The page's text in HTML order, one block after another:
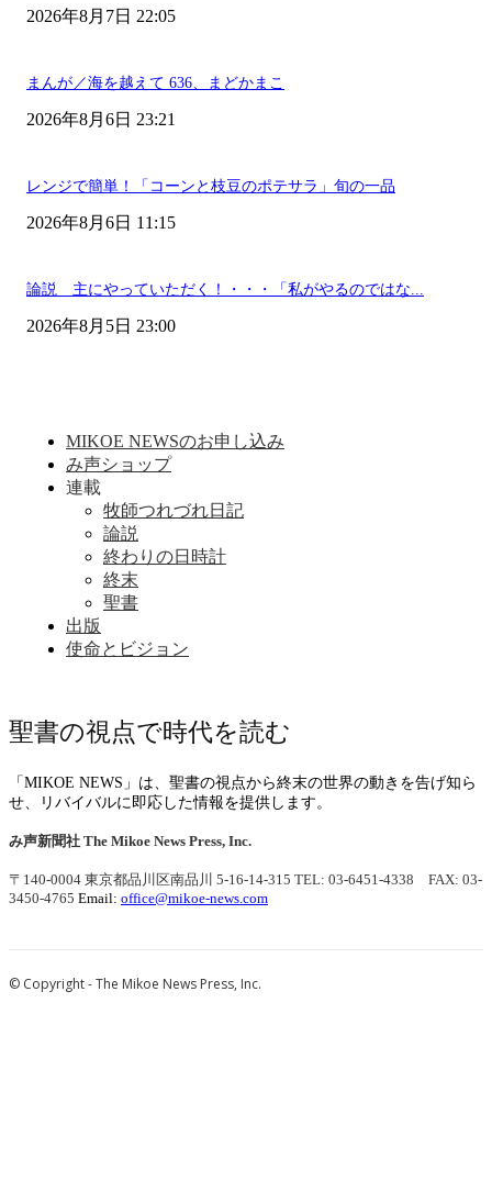
2026年8月7日 22:05
まんが／海を越えて 636、まどかまこ
2026年8月6日 23:21
レンジで簡単！「コーンと枝豆のポテサラ」旬の一品
2026年8月6日 11:15
論説 主にやっていただく！・・・「私がやるのではな...
2026年8月5日 23:00
MIKOE NEWSのお申し込み
み声ショップ
連載
牧師つれづれ日記
論説
終わりの日時計
終末
聖書
出版
使命とビジョン
聖書の視点で時代を読む
「MIKOE NEWS」は、聖書の視点から終末の世界の動きを告げ知ら
せ、リバイバルに即応した情報を提供します。
み声新聞社 The Mikoe News Press, Inc.
〒140-0004 東京都品川区南品川 5-16-14-315 TEL: 03-6451-4338 FAX: 03-
3450-4765 Email: office@mikoe-news.com
© Copyright - The Mikoe News Press, Inc.